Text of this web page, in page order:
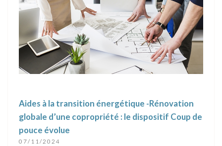
Aides à la transition énergétique -Rénovation
globale d’une copropriété : le dispositif Coup de
pouce évolue
07/11/2024